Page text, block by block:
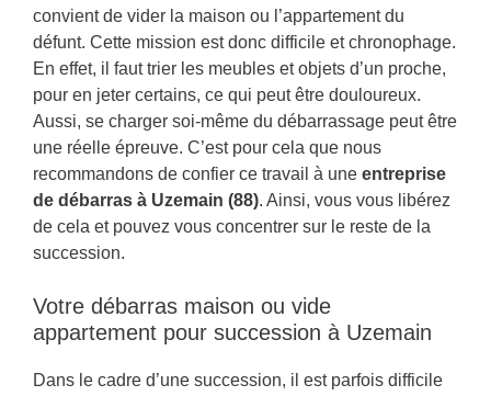
convient de vider la maison ou l’appartement du
défunt. Cette mission est donc difficile et chronophage.
En effet, il faut trier les meubles et objets d’un proche,
pour en jeter certains, ce qui peut être douloureux.
Aussi, se charger soi-même du débarrassage peut être
une réelle épreuve. C’est pour cela que nous
recommandons de confier ce travail à une entreprise
de débarras à Uzemain (88). Ainsi, vous vous libérez
de cela et pouvez vous concentrer sur le reste de la
succession.
Votre débarras maison ou vide
appartement pour succession à Uzemain
Dans le cadre d’une succession, il est parfois difficile